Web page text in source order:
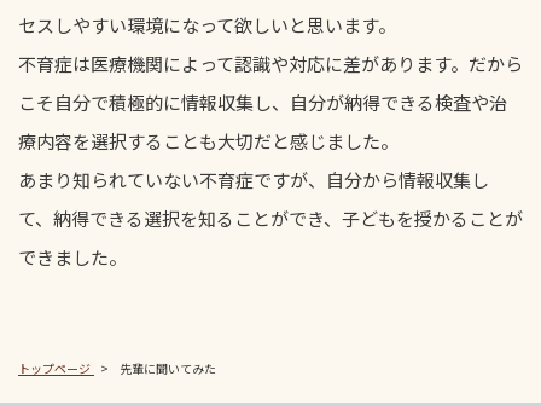
セスしやすい環境になって欲しいと思います。
不育症は医療機関によって認識や対応に差があります。だから
こそ自分で積極的に情報収集し、自分が納得できる検査や治
療内容を選択することも大切だと感じました。
あまり知られていない不育症ですが、自分から情報収集し
て、納得できる選択を知ることができ、子どもを授かることが
できました。
トップページ 先輩に聞いてみた